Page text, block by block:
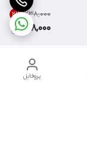
۲۳۸٬۰۰۰ 21%
188,000
پروفایل